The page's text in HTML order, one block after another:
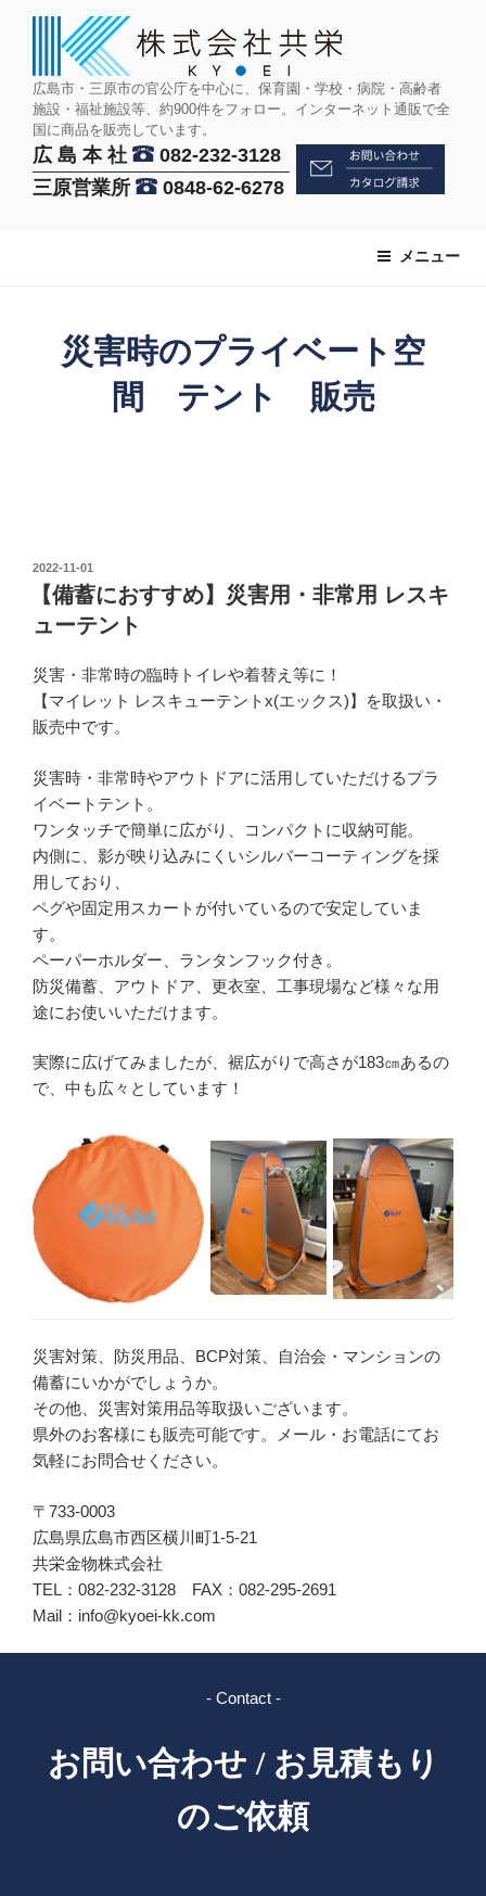
広島市・三原市の官公庁を中心に、保育園・学校・病院・高齢者
施設・福祉施設等、約900件をフォロー。インターネット通販で全
国に商品を販売しています。
広 島 本 社
082-232-3128
三原営業所
0848-62-6278
メニュー
災害時のプライベート空
間 テント 販売
投
日:
2022-11-01
【備蓄におすすめ】災害用・非常用 レスキ
ューテント
災害・非常時の臨時トイレや着替え等に！
【マイレット レスキューテントx(エックス)】を取扱い・
販売中です。
災害時・非常時やアウトドアに活用していただけるプラ
イベートテント。
ワンタッチで簡単に広がり、コンパクトに収納可能。
内側に、影が映り込みにくいシルバーコーティングを採
用しており、
ペグや固定用スカートが付いているので安定していま
す。
ペーパーホルダー、ランタンフック付き。
防災備蓄、アウトドア、更衣室、工事現場など様々な用
途にお使いいただけます。
実際に広げてみましたが、裾広がりで高さが183㎝あるの
で、中も広々としています！
災害対策、防災用品、BCP対策、自治会・マンションの
備蓄にいかがでしょうか。
その他、災害対策用品等取扱いございます。
県外のお客様にも販売可能です。メール・お電話にてお
気軽にお問合せください。
〒733-0003
広島県広島市西区横川町1-5-21
共栄金物株式会社
TEL：082-232-3128 FAX：082-295-2691
Mail：info@kyoei-kk.com
- Contact -
お問い合わせ / お見積もり
のご依頼